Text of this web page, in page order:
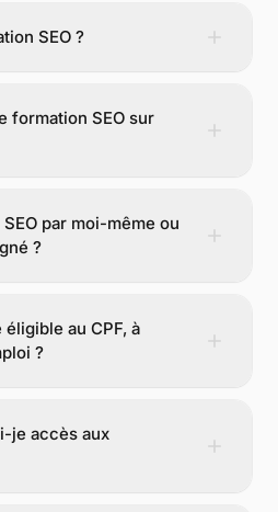
SEO ?
formation SEO sur
par moi-même ou
?
au CPF, à
?
je accès aux